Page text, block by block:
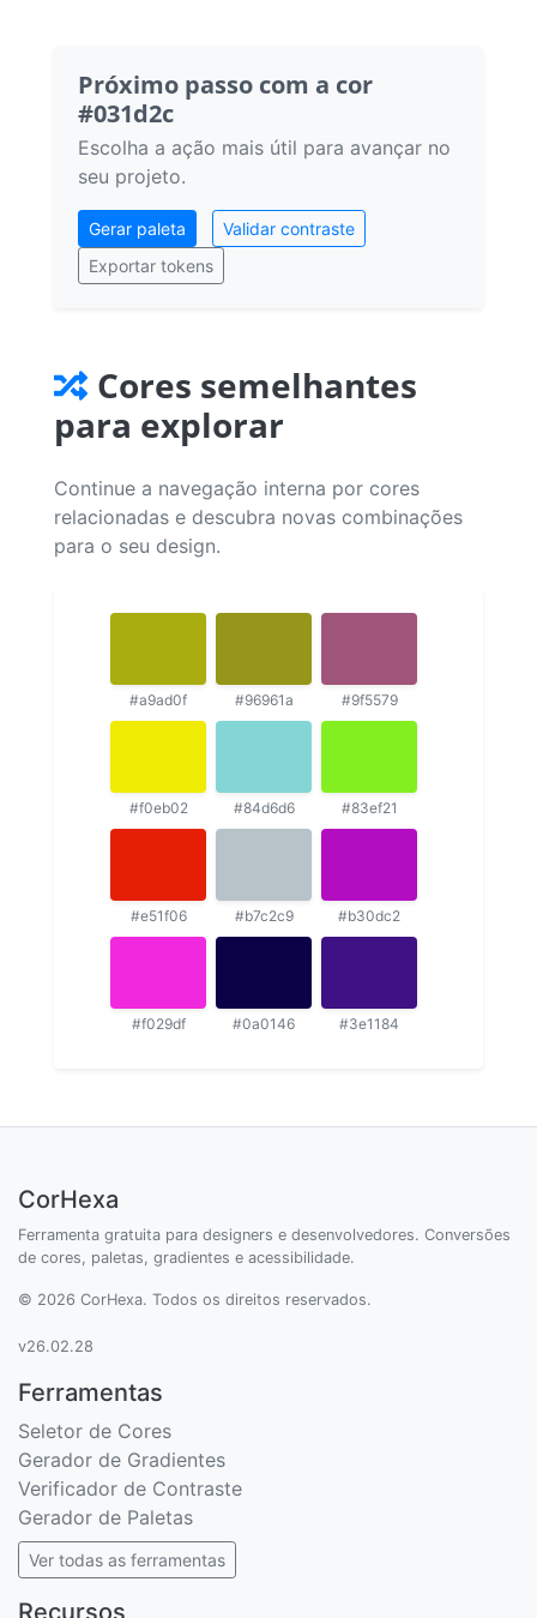
Próximo passo com a cor
#031d2c
Escolha a ação mais útil para avançar no
seu projeto.
Gerar paleta
Validar contraste
Exportar tokens
Cores semelhantes
para explorar
Continue a navegação interna por cores
relacionadas e descubra novas combinações
para o seu design.
#a9ad0f #96961a #9f5579
#f0eb02 #84d6d6 #83ef21
#e51f06 #b7c2c9 #b30dc2
#f029df #0a0146 #3e1184
CorHexa
Ferramenta gratuita para designers e desenvolvedores. Conversões
de cores, paletas, gradientes e acessibilidade.
© 2026 CorHexa. Todos os direitos reservados.
v26.02.28
Ferramentas
Seletor de Cores
Gerador de Gradientes
Verificador de Contraste
Gerador de Paletas
Ver todas as ferramentas
Recursos